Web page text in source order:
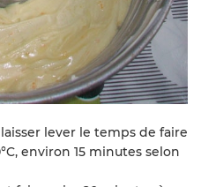
lever le temps de faire
environ 15 minutes selon